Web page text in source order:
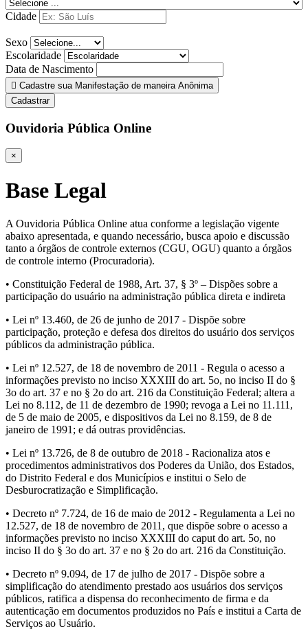
Cidade
Sexo
Escolaridade
Data de Nascimento
Cadastre sua Manifestação de maneira Anônima
Cadastrar
Ouvidoria Pública Online
×
Base Legal
A Ouvidoria Pública Online atua conforme a legislação vigente
abaixo apresentada, e quando necessário, busca apoio e discussão
tanto a órgãos de controle externos (CGU, OGU) quanto a órgãos
de controle interno (Procuradoria).
• Constituição Federal de 1988, Art. 37, § 3º – Dispões sobre a
participação do usuário na administração pública direta e indireta
• Lei nº 13.460, de 26 de junho de 2017 - Dispõe sobre
participação, proteção e defesa dos direitos do usuário dos serviços
públicos da administração pública.
• Lei nº 12.527, de 18 de novembro de 2011 - Regula o acesso a
informações previsto no inciso XXXIII do art. 5o, no inciso II do §
3o do art. 37 e no § 2o do art. 216 da Constituição Federal; altera a
Lei no 8.112, de 11 de dezembro de 1990; revoga a Lei no 11.111,
de 5 de maio de 2005, e dispositivos da Lei no 8.159, de 8 de
janeiro de 1991; e dá outras providências.
• Lei nº 13.726, de 8 de outubro de 2018 - Racionaliza atos e
procedimentos administrativos dos Poderes da União, dos Estados,
do Distrito Federal e dos Municípios e institui o Selo de
Desburocratização e Simplificação.
• Decreto nº 7.724, de 16 de maio de 2012 - Regulamenta a Lei no
12.527, de 18 de novembro de 2011, que dispõe sobre o acesso a
informações previsto no inciso XXXIII do caput do art. 5o, no
inciso II do § 3o do art. 37 e no § 2o do art. 216 da Constituição.
• Decreto nº 9.094, de 17 de julho de 2017 - Dispõe sobre a
simplificação do atendimento prestado aos usuários dos serviços
públicos, ratifica a dispensa do reconhecimento de firma e da
autenticação em documentos produzidos no País e institui a Carta de
Serviços ao Usuário.